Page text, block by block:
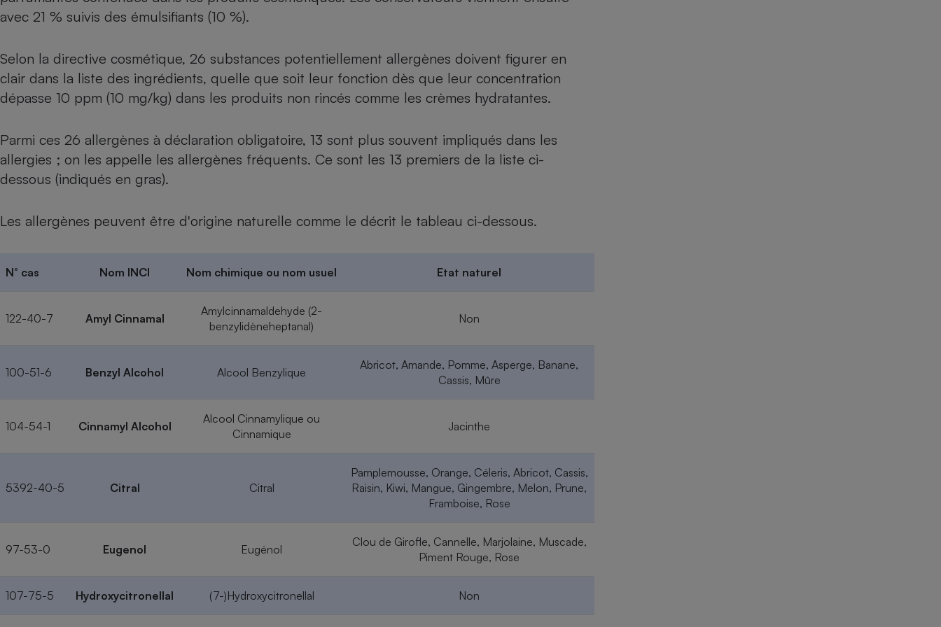
avec 21 % suivis des émulsifiants (10 %).
Selon la directive cosmétique, 26 substances potentiellement allergènes doivent figurer en
clair dans la liste des ingrédients, quelle que soit leur fonction dès que leur concentration
dépasse 10 ppm (10 mg/kg) dans les produits non rincés comme les crèmes hydratantes.
Parmi ces 26 allergènes à déclaration obligatoire, 13 sont plus souvent impliqués dans les
allergies ; on les appelle les allergènes fréquents. Ce sont les 13 premiers de la liste ci-
dessous (indiqués en gras).
Les allergènes peuvent être d'origine naturelle comme le décrit le tableau ci-dessous.
N° cas Nom INCI Nom chimique ou nom usuel Etat naturel
122-40-7 Amyl Cinnamal
Amylcinnamaldehyde (2-
benzylidèneheptanal)
Non
100-51-6 Benzyl Alcohol Alcool Benzylique
Abricot, Amande, Pomme, Asperge, Banane,
Cassis, Mûre
104-54-1 Cinnamyl Alcohol
Alcool Cinnamylique ou
Cinnamique
Jacinthe
5392-40-5 Citral Citral
Pamplemousse, Orange, Céleris, Abricot, Cassis,
Raisin, Kiwi, Mangue, Gingembre, Melon, Prune,
Framboise, Rose
97-53-0 Eugenol Eugénol
Clou de Girofle, Cannelle, Marjolaine, Muscade,
Piment Rouge, Rose
107-75-5 Hydroxycitronellal (7-)Hydroxycitronellal Non